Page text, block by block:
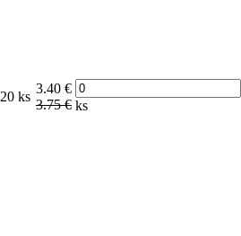
20 ks
3.40 €
3.75 € ks